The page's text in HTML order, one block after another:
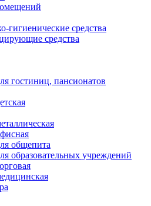
гигиенические средства
средства
гостиниц, пансионатов
общепита
образовательных учреждений